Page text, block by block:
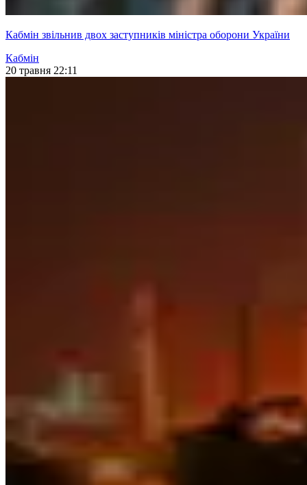
Кабмін звільнив двох заступників міністра оборони України
Кабмін
20 травня 22:11